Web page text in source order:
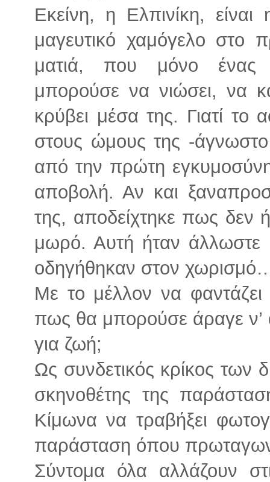
Εκείνη, η Ελπινίκη,
μαγευτικό χαμόγελο στο
ματιά, που μόνο ένας
μπορούσε να νιώσει, να
κρύβει μέσα της. Γιατί
στους ώμους της -
από την πρώτη
αποβολή. Αν και
της, αποδείχτηκε πως δεν
μωρό. Αυτή ήταν άλλωστε
οδηγήθηκαν στον
Με το μέλλον να φαντάζει
πως θα μπορούσε άραγε ν’
για ζωή;
Ως συνδετικός κρίκος
σκηνοθέτης της
Κίμωνα να τραβήξει
παράσταση όπου
Σύντομα όλα αλλάζουν